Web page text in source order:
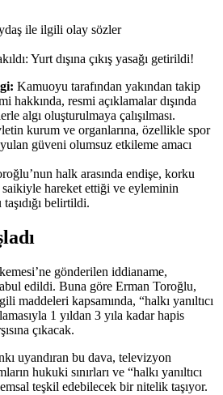
ile ilgili olay sözler
Yurt dışına çıkış yasağı getirildi!
Kamuoyu tarafından yakından takip
hakkında, resmi açıklamalar dışında
algı oluşturulmaya çalışılması.
kurum ve organlarına, özellikle spor
güveni olumsuz etkileme amacı
halk arasında endişe, korku
hareket ettiği ve eyleminin
belirtildi.
gönderilen iddianame,
edildi. Buna göre Erman Toroğlu,
maddeleri kapsamında, “halkı yanıltıcı
1 yıldan 3 yıla kadar hapis
çıkacak.
uyandıran bu dava, televizyon
hukuki sınırları ve “halkı yanıltıcı
emsal teşkil edebilecek bir nitelik taşıyor.